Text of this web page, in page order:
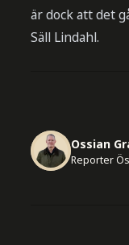
är dock att det
Säll Lindahl.
Ossian
Reporter